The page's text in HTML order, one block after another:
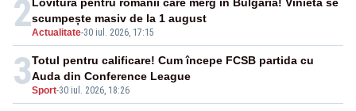
2Actualitate-30 iul. 2026, 17:15
scumpește masiv de la 1 august
3Sport-30 iul. 2026, 18:26
Totul pentru calificare! Cum începe FCSB partida cu
Auda din Conference League